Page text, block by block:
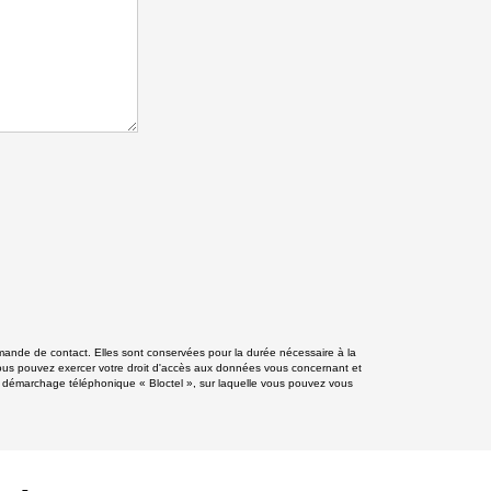
de contact. Elles sont conservées pour la durée nécessaire à la
pouvez exercer votre droit d'accès aux données vous concernant et
téléphonique « Bloctel », sur laquelle vous pouvez vous